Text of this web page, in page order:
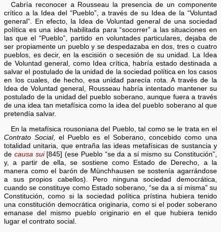
Cabría reconocer a Rousseau la presencia de un componente
crítico a la Idea del “Pueblo”, a través de su Idea de la “Voluntad
general”. En efecto, la Idea de Voluntad general de una sociedad
política es una idea habilitada para “socorrer” a las situaciones en
las que el “Pueblo”, partido en voluntades particulares, dejaba de
ser propiamente un pueblo y se despedazaba en dos, tres o cuatro
pueblos, es decir, en la escisión o secesión de su unidad. La Idea
de Voluntad general, como Idea crítica, habría estado destinada a
salvar el postulado de la unidad de la sociedad política en los casos
en los cuales, de hecho, esa unidad parecía rota. A través de la
Idea de Voluntad general, Rousseau habría intentado mantener su
postulado de la unidad del pueblo soberano, aunque fuera a través
de una idea tan metafísica como la idea del pueblo soberano al que
pretendía salvar.
En la metafísica rousoniana del Pueblo, tal como se le trata en el
Contrato Social, el Pueblo es el Soberano, concebido como una
totalidad unitaria, que entraña las ideas metafísicas de sustancia y
de causa sui[845] (ese Pueblo “se da a sí mismo su Constitución”,
y, a partir de ella, se sostiene como Estado de Derecho, a la
manera como el barón de Münchhausen se sostenía agarrándose
a sus propios cabellos). Pero ninguna sociedad democrática,
cuando se constituye como Estado soberano, “se da a sí misma” su
Constitución, como si la sociedad política prístina hubiera tenido
una constitución democrática originaria, como si el poder soberano
emanase del mismo pueblo originario en el que hubiera tenido
lugar el contrato social.